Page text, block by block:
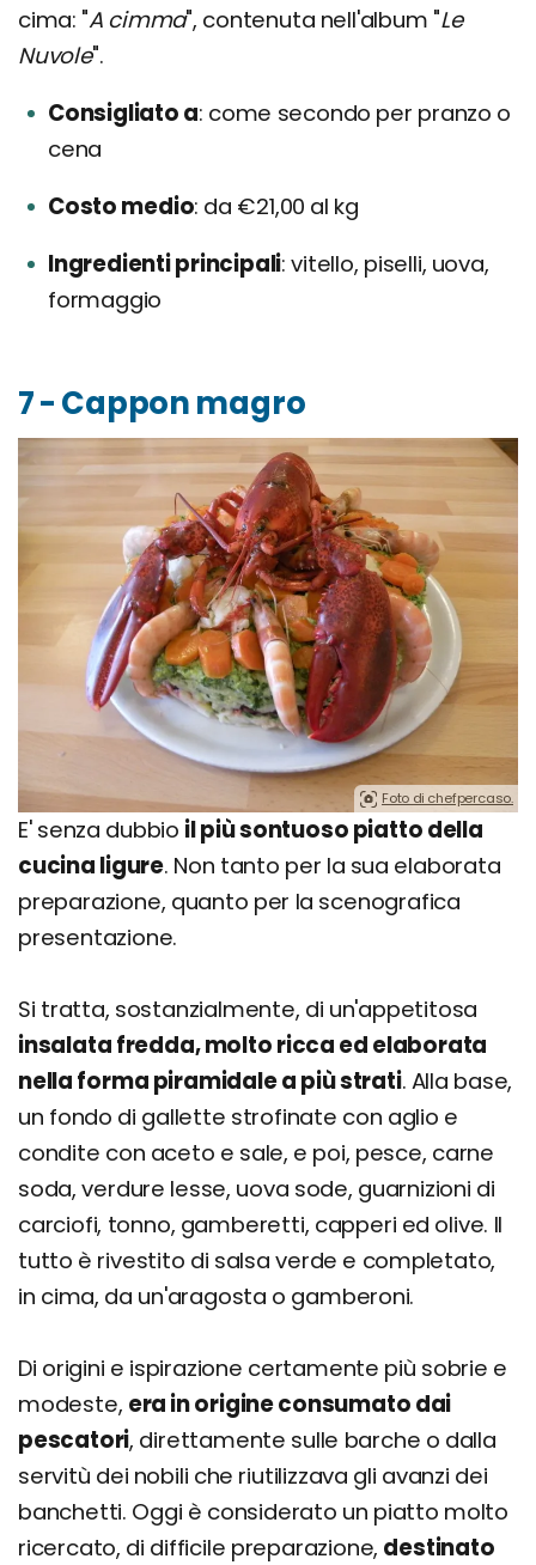
cima: "A cimma", contenuta nell'album "Le
Nuvole".
Consigliato a come secondo per pranzo o
cena
Costo medio da €21,00 al kg
Ingredienti principali vitello, piselli, uova,
formaggio
7 - Cappon magro
Foto di chefpercaso.
E' senza dubbio il più sontuoso piatto della
cucina ligure. Non tanto per la sua elaborata
preparazione, quanto per la scenografica
presentazione.
Si tratta, sostanzialmente, di un'appetitosa
insalata fredda, molto ricca ed elaborata
nella forma piramidale a più strati. Alla base,
un fondo di gallette strofinate con aglio e
condite con aceto e sale, e poi, pesce, carne
soda, verdure lesse, uova sode, guarnizioni di
carciofi, tonno, gamberetti, capperi ed olive. Il
tutto è rivestito di salsa verde e completato,
in cima, da un'aragosta o gamberoni.
Di origini e ispirazione certamente più sobrie e
modeste, era in origine consumato dai
pescatori, direttamente sulle barche o dalla
servitù dei nobili che riutilizzava gli avanzi dei
banchetti. Oggi è considerato un piatto molto
ricercato, di difficile preparazione, destinato